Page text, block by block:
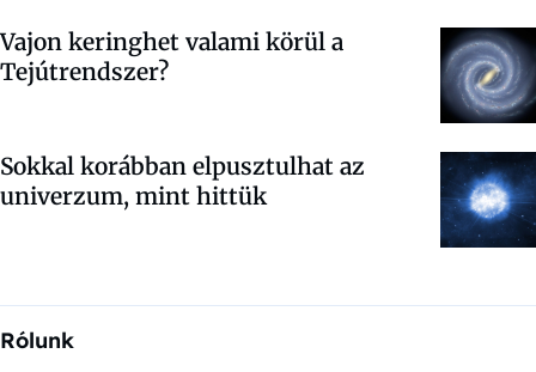
Vajon keringhet valami körül a
Tejútrendszer?
Sokkal korábban elpusztulhat az
univerzum, mint hittük
Rólunk